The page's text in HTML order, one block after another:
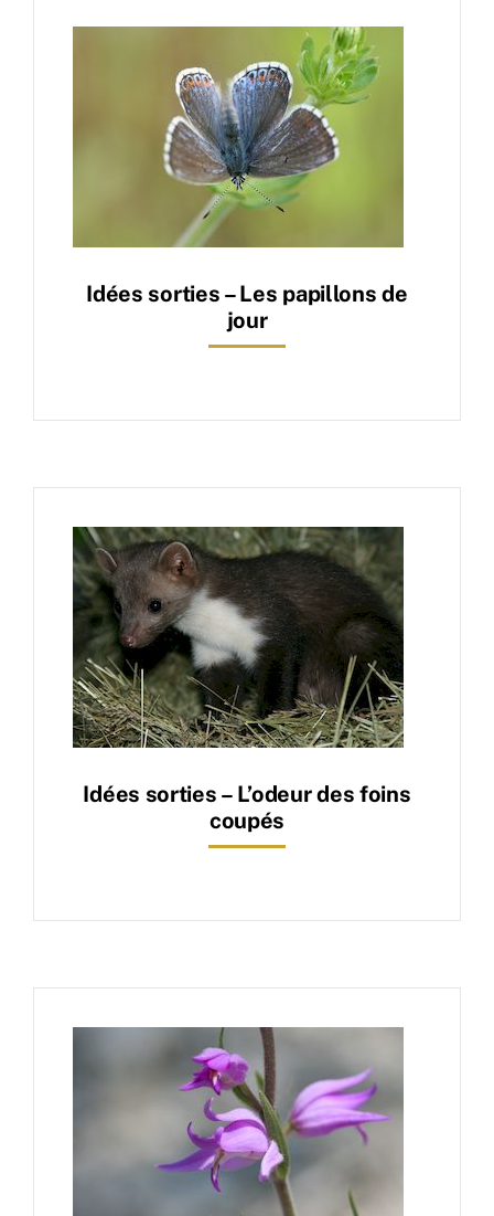
Idées sorties – Les papillons de
jour
Idées sorties – L’odeur des foins
coupés